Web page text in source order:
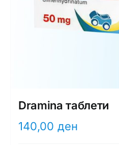
Dramina таблети
140,00 ден